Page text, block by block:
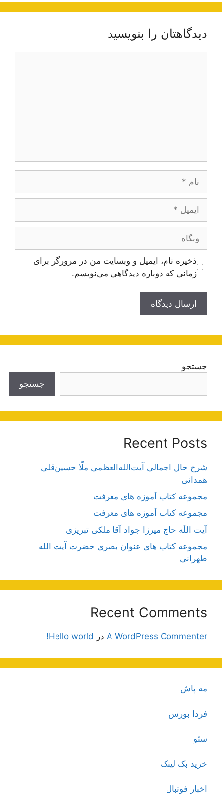
دیدگاهتان را بنویسید
وبگاه
ذخیره نام، ایمیل و وبسایت من در مرورگر برای
زمانی که دوباره دیدگاهی می‌نویسم.
جستجو
جستجو
Recent Posts
شرح حال اجمالی آیت‌الله‌العظمی ملّا حسین‌قلی
همدانی
مجموعه کتاب آموزه های معرفت
مجموعه کتاب آموزه های معرفت
آیت اللَه حاج میرزا جواد آقا ملکی تبریزی
مجموعه کتاب های عنوان بصری حضرت آیت الله
طهرانی
Recent Comments
A WordPress Commenter در Hello world!
مه پاش
فردا بورس
سئو
خرید بک لینک
اخبار فوتبال